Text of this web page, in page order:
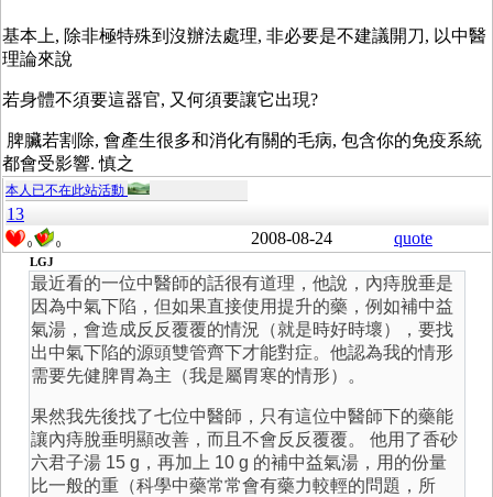
基本上, 除非極特殊到沒辦法處理, 非必要是不建議開刀, 以中醫
理論來說
若身體不須要這器官, 又何須要讓它出現?
脾臟若割除, 會產生很多和消化有關的毛病, 包含你的免疫系統
都會受影響. 慎之
本人已不在此站活動
13
0 0 2008-08-24 quote
LGJ
最近看的一位中醫師的話很有道理，他說，內痔脫垂是
因為中氣下陷，但如果直接使用提升的藥，例如補中益
氣湯，會造成反反覆覆的情況（就是時好時壞），要找
出中氣下陷的源頭雙管齊下才能對症。他認為我的情形
需要先健脾胃為主（我是屬胃寒的情形）。
果然我先後找了七位中醫師，只有這位中醫師下的藥能
讓內痔脫垂明顯改善，而且不會反反覆覆。 他用了香砂
六君子湯 15 g，再加上 10 g 的補中益氣湯，用的份量
比一般的重（科學中藥常常會有藥力較輕的問題，所